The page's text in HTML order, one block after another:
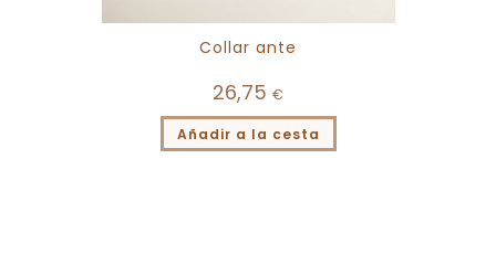
Collar ante
26,75 €
Añadir a la cesta